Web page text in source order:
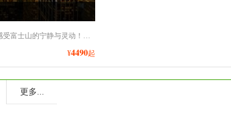
★ 郑州直飞大阪，行李直挂，省时、省心！！★ 感受富士山的宁静与灵动！！★【美食】全程安排5个特色餐：日式小火锅、中华料理餐、自助烤肉！！★【购物】精心安排前往各地购物热点大阪心斋桥+东京银座！★ 日式温泉体验：特别安排一晚中部温泉泡汤体验，忘却疲劳！
¥4490起
更多...